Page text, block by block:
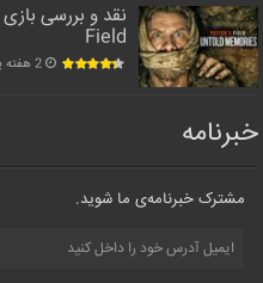
Field
2 هفته پیش
خبرنامه
مشترک خبرنامه‌ی ما شوید.